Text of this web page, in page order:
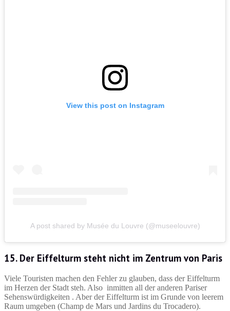
View this post on Instagram
A post shared by Musée du Louvre (@museelouvre)
15. Der Eiffelturm steht nicht im Zentrum von Paris
Viele Touristen machen den Fehler zu glauben, dass der Eiffelturm
im Herzen der Stadt steh. Also inmitten all der anderen Pariser
Sehenswürdigkeiten . Aber der Eiffelturm ist im Grunde von leerem
Raum umgeben (Champ de Mars und Jardins du Trocadero).